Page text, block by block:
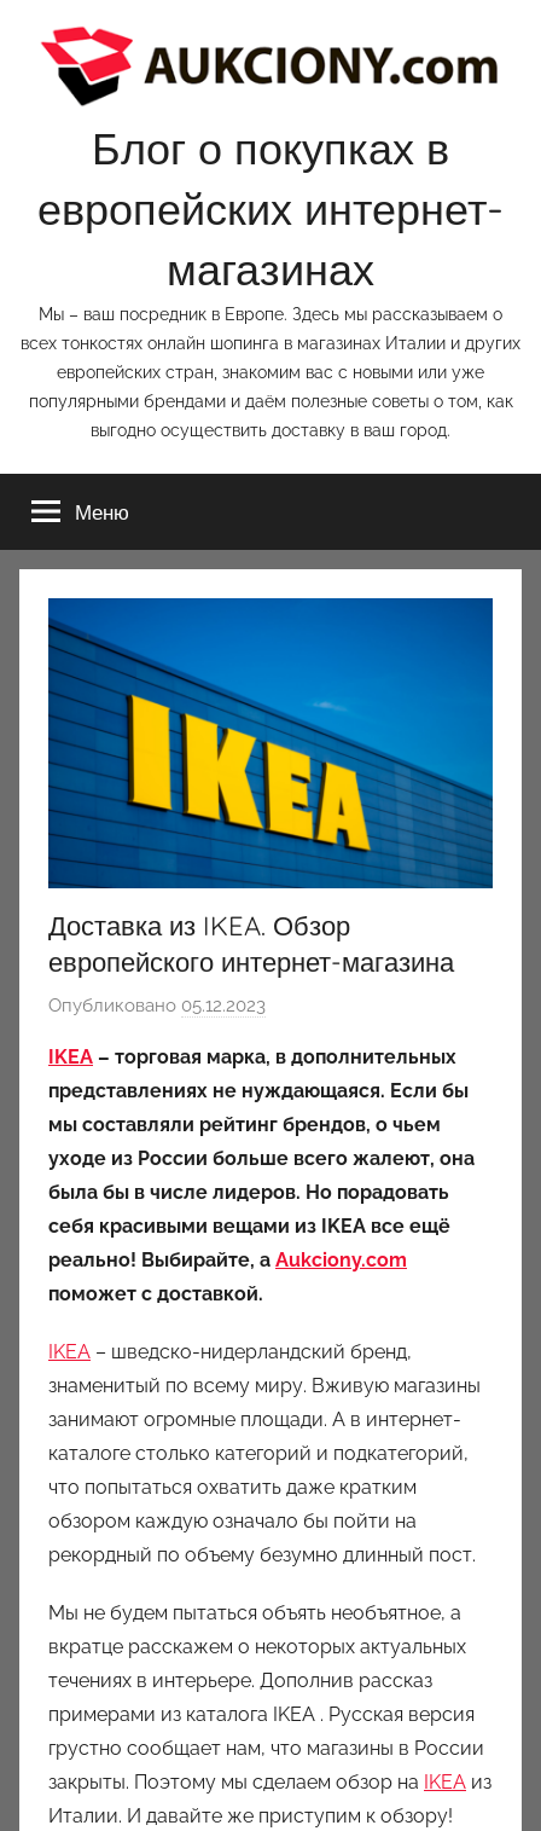
содержимому
Блог о покупках в
европейских интернет-
магазинах
Мы – ваш посредник в Европе. Здесь мы рассказываем о
всех тонкостях онлайн шопинга в магазинах Италии и других
европейских стран, знакомим вас с новыми или уже
популярными брендами и даём полезные советы о том, как
выгодно осуществить доставку в ваш город.
Меню
Доставка из IKEA. Обзор
европейского интернет-магазина
Опубликовано 05.12.2023
т
о
р
о
м
a
u
i
o
n
y
IKEA – торговая марка, в дополнительных
представлениях не нуждающаяся. Если бы
мы составляли рейтинг брендов, о чьем
уходе из России больше всего жалеют, она
была бы в числе лидеров. Но порадовать
себя красивыми вещами из IKEA все ещё
реально! Выбирайте, а Aukciony.com
поможет с доставкой.
IKEA – шведско-нидерландский бренд,
знаменитый по всему миру. Вживую магазины
занимают огромные площади. А в интернет-
каталоге столько категорий и подкатегорий,
что попытаться охватить даже кратким
обзором каждую означало бы пойти на
рекордный по объему безумно длинный пост.
Мы не будем пытаться объять необъятное, а
вкратце расскажем о некоторых актуальных
течениях в интерьере. Дополнив рассказ
примерами из каталога IKEA . Русская версия
грустно сообщает нам, что магазины в России
закрыты. Поэтому мы сделаем обзор на IKEA из
Италии. И давайте же приступим к обзору!